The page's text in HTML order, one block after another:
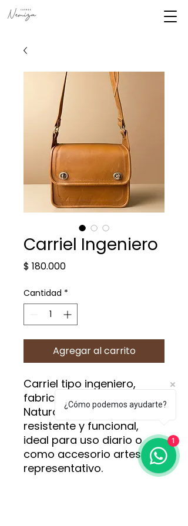
Carriel Ingeniero
$ 180.000Precio
Cantidad *
Agregar al carrito
Carriel tipo ingeniero,
fabricado 100% en cuero
Natural. Diseño tradicional,
resistente y funcional,
ideal para uso diario o
como accesorio artesanal
representativo.
¿Cómo podemos ayudarte?
1